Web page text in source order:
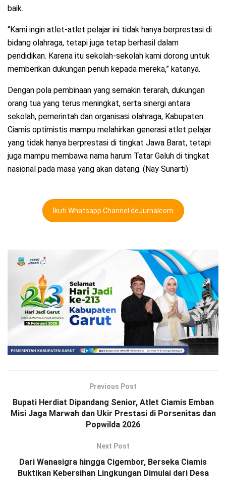
baik.
“Kami ingin atlet-atlet pelajar ini tidak hanya berprestasi di
bidang olahraga, tetapi juga tetap berhasil dalam
pendidikan. Karena itu sekolah-sekolah kami dorong untuk
memberikan dukungan penuh kepada mereka,” katanya.
Dengan pola pembinaan yang semakin terarah, dukungan
orang tua yang terus meningkat, serta sinergi antara
sekolah, pemerintah dan organisasi olahraga, Kabupaten
Ciamis optimistis mampu melahirkan generasi atlet pelajar
yang tidak hanya berprestasi di tingkat Jawa Barat, tetapi
juga mampu membawa nama harum Tatar Galuh di tingkat
nasional pada masa yang akan datang. (Nay Sunarti)
Ikuti Whatsapp Channel deJurnalcom
Previous Post
Bupati Herdiat Dipandang Senior, Atlet Ciamis Emban
Misi Jaga Marwah dan Ukir Prestasi di Porsenitas dan
Popwilda 2026
Next Post
Dari Wanasigra hingga Cigembor, Berseka Ciamis
Buktikan Kebersihan Lingkungan Dimulai dari Desa